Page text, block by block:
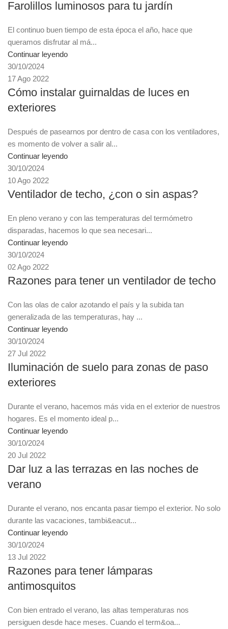
Farolillos luminosos para tu jardín
El continuo buen tiempo de esta época el año, hace que
queramos disfrutar al má...
Continuar leyendo
30/10/2024
17 Ago 2022
Cómo instalar guirnaldas de luces en
exteriores
Después de pasearnos por dentro de casa con los ventiladores,
es momento de volver a salir al...
Continuar leyendo
30/10/2024
10 Ago 2022
Ventilador de techo, ¿con o sin aspas?
En pleno verano y con las temperaturas del termómetro
disparadas, hacemos lo que sea necesari...
Continuar leyendo
30/10/2024
02 Ago 2022
Razones para tener un ventilador de techo
Con las olas de calor azotando el país y la subida tan
generalizada de las temperaturas, hay ...
Continuar leyendo
30/10/2024
27 Jul 2022
Iluminación de suelo para zonas de paso
exteriores
Durante el verano, hacemos más vida en el exterior de nuestros
hogares. Es el momento ideal p...
Continuar leyendo
30/10/2024
20 Jul 2022
Dar luz a las terrazas en las noches de
verano
Durante el verano, nos encanta pasar tiempo el exterior. No solo
durante las vacaciones, tambi&eacut...
Continuar leyendo
30/10/2024
13 Jul 2022
Razones para tener lámparas
antimosquitos
Con bien entrado el verano, las altas temperaturas nos
persiguen desde hace meses. Cuando el term&oa...